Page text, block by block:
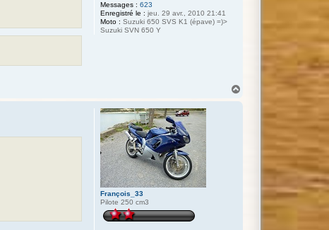
Messages : 623
Enregistré le : jeu. 29 avr., 2010 21:41
Moto : Suzuki 650 SVS K1 (épave) =)>
Suzuki SVN 650 Y
François_33
Pilote 250 cm3